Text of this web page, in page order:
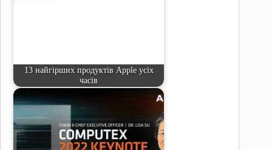
13 найгірших продуктів Apple усіх
часів